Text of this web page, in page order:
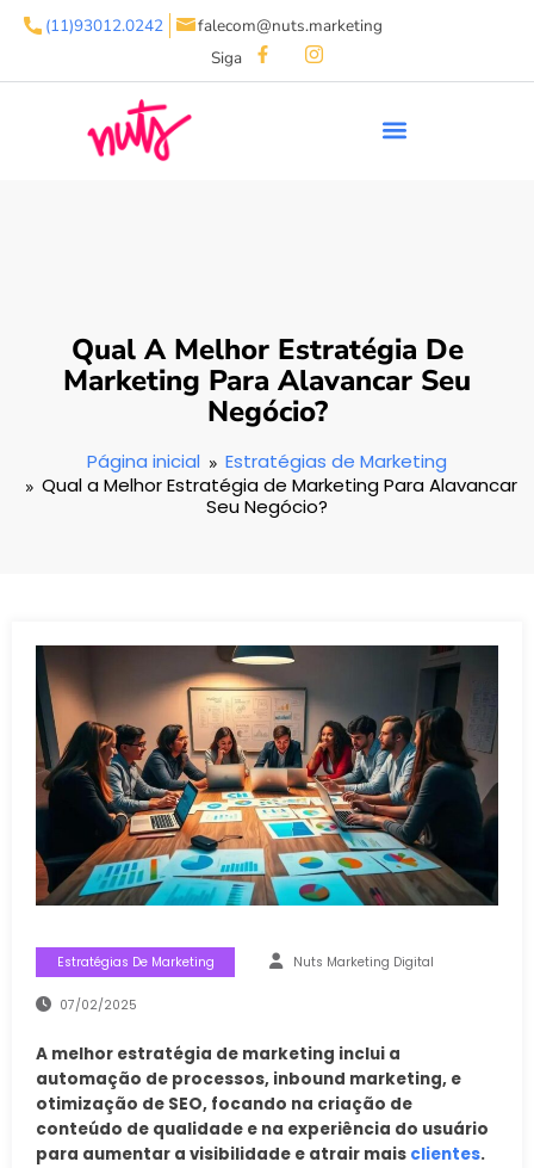
(11)93012.0242
falecom@nuts.marketing
Siga
Qual A Melhor Estratégia De
Marketing Para Alavancar Seu
Negócio?
Página inicial
Estratégias de Marketing
Qual a Melhor Estratégia de Marketing Para Alavancar
Seu Negócio?
Estratégias De Marketing Nuts Marketing Digital
07/02/2025
A melhor estratégia de marketing inclui a
automação de processos, inbound marketing, e
otimização de SEO, focando na criação de
conteúdo de qualidade e na experiência do usuário
para aumentar a visibilidade e atrair mais clientes.